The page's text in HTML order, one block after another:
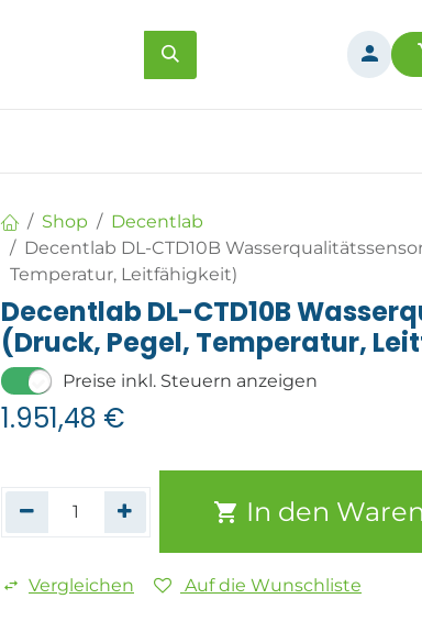
Shop
Decentlab
Decentlab DL-CTD10B
Temperatur, Leitfähigkeit)
Decentlab DL-CTD10B
(Druck, Pegel, Temperatur,
Preise inkl. Steuern anzeigen
1.951,48 €
In den
Vergleichen Auf die Wunschliste